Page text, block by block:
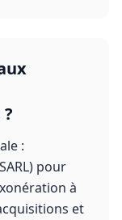
:
pour
à
et